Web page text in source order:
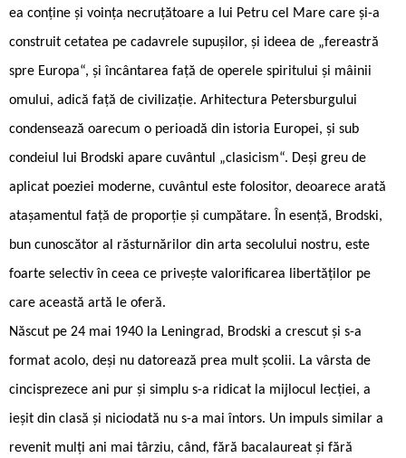
ea conține și voința necruțătoare a lui Petru cel Mare care și-a
construit cetatea pe cadavrele supușilor, și ideea de „fereastră
spre Europa“, și încântarea față de operele spiritului și mâinii
omului, adică față de civilizație. Arhitectura Petersburgului
condensează oarecum o perioadă din istoria Europei, și sub
condeiul lui Brodski apare cuvântul „clasicism“. Deși greu de
aplicat poeziei moderne, cuvântul este folositor, deoarece arată
atașamentul față de proporție și cumpătare. În esență, Brodski,
bun cunoscător al răsturnărilor din arta secolului nostru, este
foarte selectiv în ceea ce privește valorificarea libertăților pe
care această artă le oferă.
Născut pe 24 mai 1940 la Leningrad, Brodski a crescut și s-a
format acolo, deși nu datorează prea mult școlii. La vârsta de
cincisprezece ani pur și simplu s-a ridicat la mijlocul lecției, a
ieșit din clasă și niciodată nu s-a mai întors. Un impuls similar a
revenit mulți ani mai târziu, când, fără bacalaureat și fără